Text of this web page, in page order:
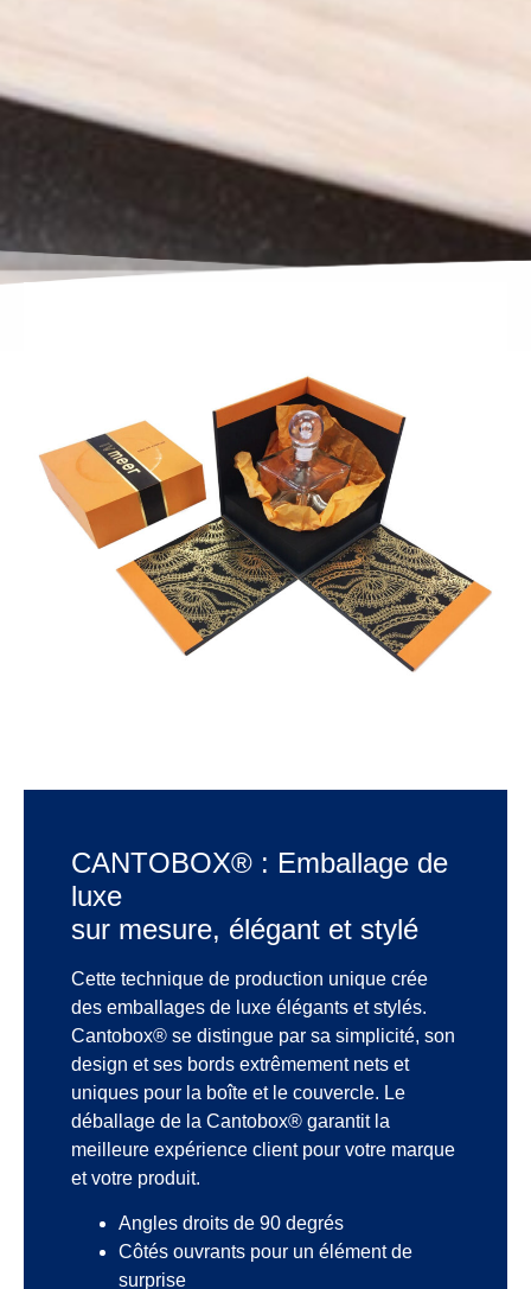
CANTOBOX® : Emballage de
luxe
sur mesure, élégant et stylé
Cette technique de production unique crée
des emballages de luxe élégants et stylés.
Cantobox® se distingue par sa simplicité, son
design et ses bords extrêmement nets et
uniques pour la boîte et le couvercle. Le
déballage de la Cantobox® garantit la
meilleure expérience client pour votre marque
et votre produit.
Angles droits de 90 degrés
Côtés ouvrants pour un élément de
surprise